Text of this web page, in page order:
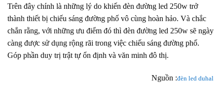
Trên đây chính là những lý do khiến đèn đường led 250w trở
thành thiết bị chiếu sáng đường phố vô cùng hoàn hảo. Và chắc
chắn rằng, với những ưu điểm đó thì đèn đường led 250w sẽ ngày
càng được sử dụng rộng rãi trong việc chiếu sáng đường phố.
Góp phần duy trị trật tự ổn định và văn minh đô thị.
Nguồn :đèn led duhal